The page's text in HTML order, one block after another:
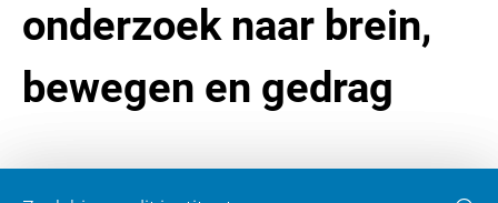
onderzoek naar brein,